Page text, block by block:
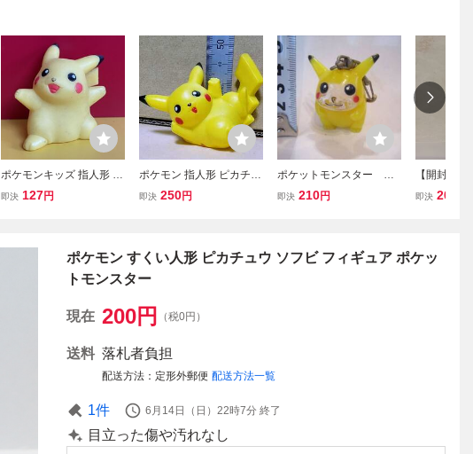
ポケモンキッズ 指人形 ピ
カチュウ ポケモン
即決 127円
ポケモン 指人形 ピカチュ
ウ 同梱可 (送200～
即決 250円
ポケットモンスター ポ
ケモン ピカチュウ 人
即決 210円
【開封品
スター ポ
即決 200
ポケモン すくい人形 ピカチュウ ソフビ フィギュア ポケッ
トモンスター
現在 200円 （税0円）
送料 落札者負担
配送方法 定形外郵便 配送方法一覧
1件 6月14日（日）22時7分 終了
目立った傷や汚れなし